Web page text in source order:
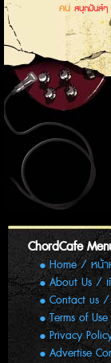
คน สนุกมันส์ๆ
ChordCafe
Home / หน้
About Us / เ
Contact us
Terms of Use
Privacy
Advertise